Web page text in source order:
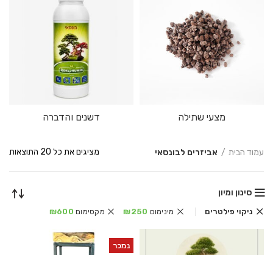
מצעי שתילה דשנים והדברה
עמוד הבית אביזרים לבונסאי מציגים את כל ⁦20⁩ התוצאות
סינון ומיון
ניקוי פילטרים מינימום ₪250 מקסימום ₪600
נמכר